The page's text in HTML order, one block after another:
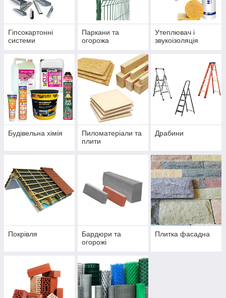
Гіпсокартонні
системи
Паркани та
огорожа
Утеплювач і
звукоізоляція
Будівельна хімія
Пиломатеріали та
плити
Драбини
Покрівля
Бардюри та
огорожі
Плитка фасадна